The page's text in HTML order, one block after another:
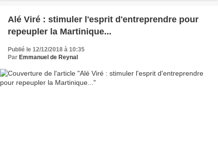
Alé Viré : stimuler l'esprit d'entreprendre pour
repeupler la Martinique...
Publié le 12/12/2018 à 10:35
Par Emmanuel de Reynal